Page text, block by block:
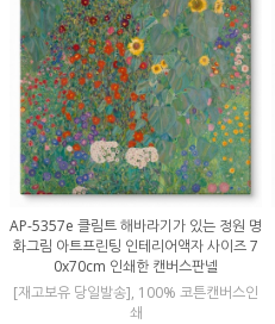
AP-5357e 클림트 해바라기가 있는 정원 명
화그림 아트프린팅 인테리어액자 사이즈 7
0x70cm 인쇄한 캔버스판넬
[재고보유 당일발송], 100% 코튼캔버스인
쇄